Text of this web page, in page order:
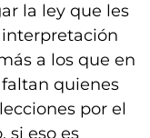
la ley que les
a los que en
quienes
por el
si eso es